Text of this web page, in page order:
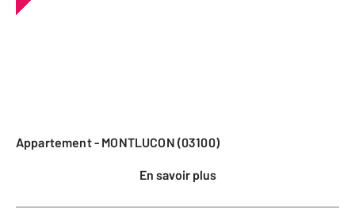
Appartement - MONTLUCON (03100)
En savoir plus